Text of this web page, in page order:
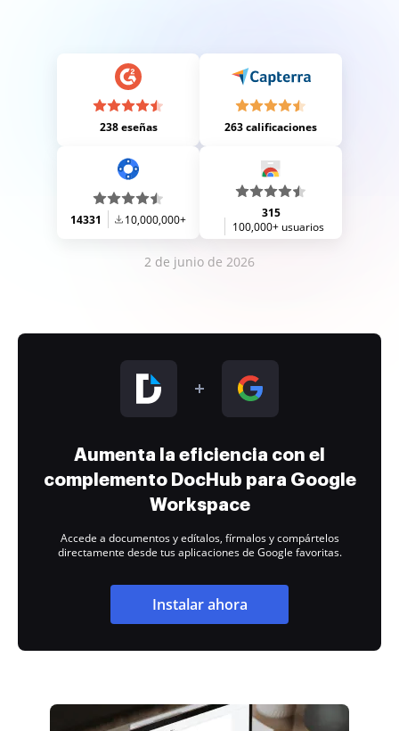
238 eseñas 263 calificaciones
14331 10,000,000+
315
100,000+ usuarios
2 de junio de 2026
Aumenta la eficiencia con el
complemento DocHub para Google
Workspace
Accede a documentos y edítalos, fírmalos y compártelos
directamente desde tus aplicaciones de Google favoritas.
Instalar ahora